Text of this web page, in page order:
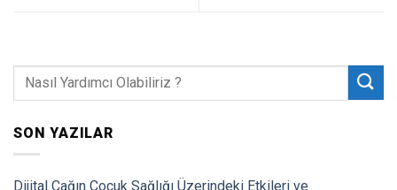
SON YAZILAR
Dijital Çağın Çocuk Sağlığı Üzerindeki Etkileri ve